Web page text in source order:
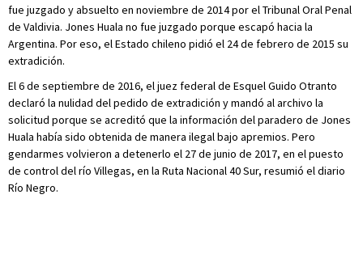
fue juzgado y absuelto en noviembre de 2014 por el Tribunal Oral Penal
de Valdivia. Jones Huala no fue juzgado porque escapó hacia la
Argentina. Por eso, el Estado chileno pidió el 24 de febrero de 2015 su
extradición.
El 6 de septiembre de 2016, el juez federal de Esquel Guido Otranto
declaró la nulidad del pedido de extradición y mandó al archivo la
solicitud porque se acreditó que la información del paradero de Jones
Huala había sido obtenida de manera ilegal bajo apremios. Pero
gendarmes volvieron a detenerlo el 27 de junio de 2017, en el puesto
de control del río Villegas, en la Ruta Nacional 40 Sur, resumió el diario
Río Negro.